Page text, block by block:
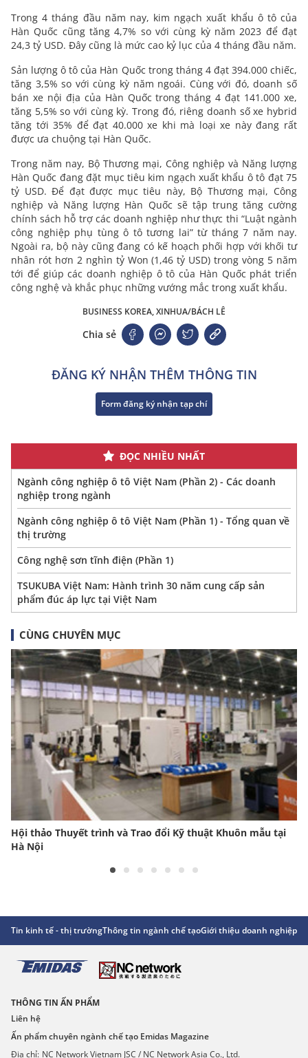
Trong 4 tháng đầu năm nay, kim ngạch xuất khẩu ô tô của
Hàn Quốc cũng tăng 4,7% so với cùng kỳ năm 2023 để đạt
24,3 tỷ USD. Đây cũng là mức cao kỷ lục của 4 tháng đầu năm.
Sản lượng ô tô của Hàn Quốc trong tháng 4 đạt 394.000 chiếc,
tăng 3,5% so với cùng kỳ năm ngoái. Cùng với đó, doanh số
bán xe nội địa của Hàn Quốc trong tháng 4 đạt 141.000 xe,
tăng 5,5% so với cùng kỳ. Trong đó, riêng doanh số xe hybrid
tăng tới 35% để đạt 40.000 xe khi mà loại xe này đang rất
được ưa chuộng tại Hàn Quốc.
Trong năm nay, Bộ Thương mại, Công nghiệp và Năng lượng
Hàn Quốc đang đặt mục tiêu kim ngạch xuất khẩu ô tô đạt 75
tỷ USD. Để đạt được mục tiêu này, Bộ Thương mại, Công
nghiệp và Năng lượng Hàn Quốc sẽ tập trung tăng cường
chính sách hỗ trợ các doanh nghiệp như thực thi “Luật ngành
công nghiệp phụ tùng ô tô tương lai” từ tháng 7 năm nay.
Ngoài ra, bộ này cũng đang có kế hoạch phối hợp với khối tư
nhân rót hơn 2 nghìn tỷ Won (1,46 tỷ USD) trong vòng 5 năm
tới để giúp các doanh nghiệp ô tô của Hàn Quốc phát triển
công nghệ và khắc phục những vướng mắc trong xuất khẩu.
BUSINESS KOREA, XINHUA/BÁCH LÊ
Chia sẻ
ĐĂNG KÝ NHẬN THÊM THÔNG TIN
Form đăng ký nhận tạp chí
ĐỌC NHIỀU NHẤT
Ngành công nghiệp ô tô Việt Nam (Phần 2) - Các doanh
nghiệp trong ngành
Ngành công nghiệp ô tô Việt Nam (Phần 1) - Tổng quan về
thị trường
Công nghệ sơn tĩnh điện (Phần 1)
TSUKUBA Việt Nam: Hành trình 30 năm cung cấp sản
phẩm đúc áp lực tại Việt Nam
CÙNG CHUYÊN MỤC
Hội thảo Thuyết trình và Trao đổi Kỹ thuật Khuôn mẫu tại
Hà Nội
Tin kinh tế - thị trườngThông tin ngành chế tạoGiới thiệu doanh nghiệp
THÔNG TIN ẤN PHẨM
Liên hệ
Ấn phẩm chuyên ngành chế tạo Emidas Magazine
Địa chỉ: NC Network Vietnam JSC / NC Network Asia Co., Ltd.